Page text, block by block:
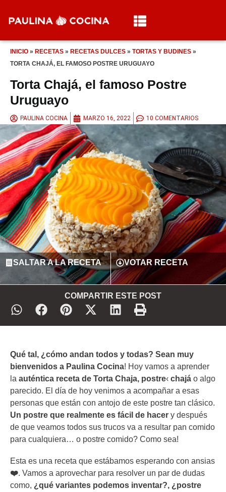
INICIO » RECETAS » RECETAS DULCES » TORTAS Y BUDINES »
TORTA CHAJÁ, EL FAMOSO POSTRE URUGUAYO
Torta Chajá, el famoso Postre
Uruguayo
PAULINA COCINA MARZO 16, 2022 10 COMENTARIOS
SALTAR A LA RECETA VOTAR RECETA
COMPARTIR ESTE POST
Qué tal, ¿cómo andan todos y todas? Sean muy
bienvenidos a Paulina Cocina! Hoy vamos a aprender
la auténtica receta de Torta Chaja, postre‹ chajá o algo
parecido. El día de hoy venimos a acompañar a esas
personas que están con antojo de este postre tan clásico.
Un postre que realmente es fácil de hacer y después
de que veamos todos sus trucos va a resultar pan comido
para cualquiera… o postre comido? Como sea!
Esta es una receta que estábamos esperando con ansias
❤️️. Vamos a aprovechar para resolver un par de dudas
como, ¿qué variantes podemos inventar?, ¿postre